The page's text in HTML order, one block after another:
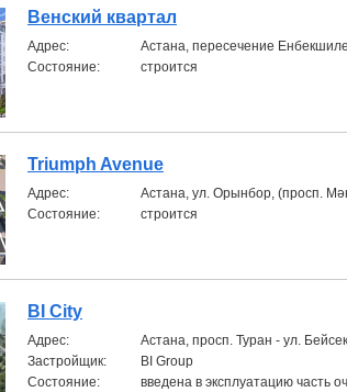
Венский квартал
Aдрес:
Астана, пересечение
Состояние:
строится
Triumph Avenue
Aдрес:
Астана, ул. Орынбор, (просп.
Состояние:
строится
BI City
Aдрес:
Астана, просп. Туран - ул.
Застройщик:
BI Group
Состояние:
введена в эксплуатацию часть